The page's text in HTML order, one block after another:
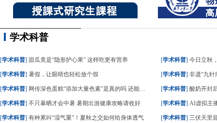
学术科普
[学术科普] 甜瓜竟是“隐形护心果” 这样吃更有营养
[学术科普] 暑假，让眼睛也轻松放个假
[学术科普] 网传深色蛋糕“添加大量色素”是真的吗 还能不能吃？
[学术科普] 不只暴晒才会中暑 暑期出游健康攻略请收好
[学术科普] 有种累叫“湿气重”！夏秋之交如何给身体透气
[学术科普] 今日立秋
[学术科普] 非遗“九针
[学术科普] 酸奶开封
[学术科普] AI虚拟主播
[学术科普] 三伏天里